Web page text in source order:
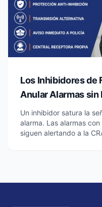
Los Inhibidores de
Anular Alarmas
Un inhibidor satura la
alarma. Las alarmas
siguen alertando a la